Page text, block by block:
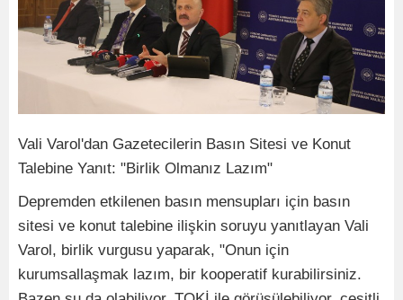
Vali Varol'dan Gazetecilerin Basın Sitesi ve Konut
Talebine Yanıt: "Birlik Olmanız Lazım"
Depremden etkilenen basın mensupları için basın
sitesi ve konut talebine ilişkin soruyu yanıtlayan Vali
Varol, birlik vurgusu yaparak, "Onun için
kurumsallaşmak lazım, bir kooperatif kurabilirsiniz.